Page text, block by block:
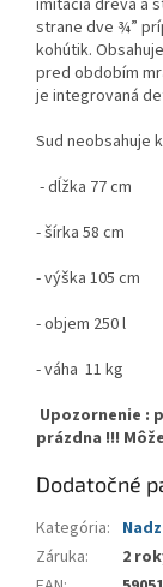
imitácia dreva a
strane dve ¾”
kohútik.
pred obdobím
je integrovaná
Sud neobsahuje
- dĺžka 77 cm
- šírka 58 cm
- výška 105 cm
- objem 250 l
- váha 11 kg
Upozornenie :
prázdna !!!
Dodatočné
Kategória:
Záruka:
2